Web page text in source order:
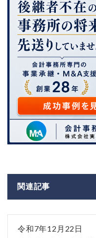
関連記事
令和7年12月22日